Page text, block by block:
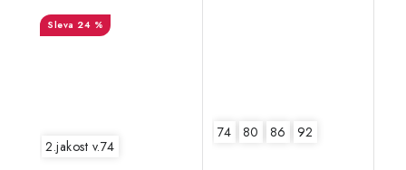
24 %
2.jakost v.74
74 80 86 92